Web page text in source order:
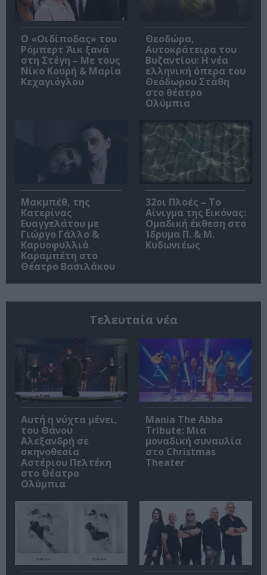
O «Οιδίποδας» του
Ρόμπερτ Άικ ξανά
στη Στέγη – Με τους
Νίκο Κουρή & Μαρία
Κεχαγιόγλου
Θεοδώρα,
Αυτοκράτειρα του
Βυζαντίου: Η νέα
ελληνική όπερα του
Θεόδωρου Στάθη
στο θέατρο
Ολύμπια
Μακμπέθ, της
Κατερίνας
Ευαγγελάτου με
Γιώργο Γάλλο &
Καρυοφυλλιά
Καραμπέτη στο
Θέατρο Βασιλάκου
32οι Πλοές – Το
Αίνιγμα της Εικόνας:
Ομαδική έκθεση στο
Ίδρυμα Π. & Μ.
Κυδωνιέως
Τελευταία νέα
Αυτή η νύχτα μένει,
του Θάνου
Αλεξανδρή σε
σκηνοθεσία
Αστέριου Πελτέκη
στο Θέατρο
Ολύμπια
Mania The Abba
Tribute: Μια
μοναδική συναυλία
στο Christmas
Theater